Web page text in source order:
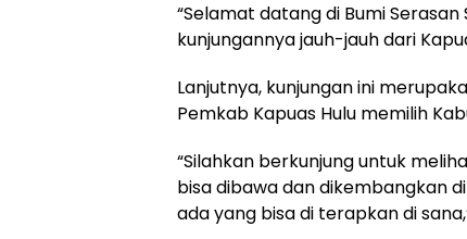
“Selamat datang di Bumi
kunjungannya jauh-jauh dari
Lanjutnya, kunjungan ini
Pemkab Kapuas Hulu memilih
“Silahkan berkunjung untuk
bisa dibawa dan dikembangkan
ada yang bisa di terapkan di